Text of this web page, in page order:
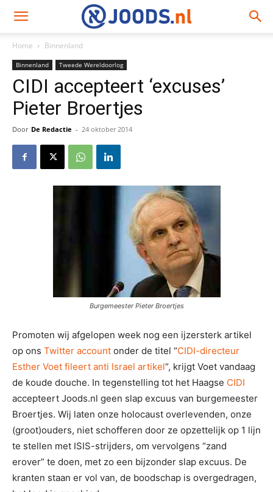
Home Binnenland
Binnenland Tweede Wereldoorlog
CIDI accepteert ‘excuses’
Pieter Broertjes
Door De Redactie - 24 oktober 2014
Burgemeester Pieter Broertjes
Promoten wij afgelopen week nog een ijzersterk artikel
op ons Twitter account onder de titel “CIDI-directeur
Esther Voet fileert anti Israel artikel“, krijgt Voet vandaag
de koude douche. In tegenstelling tot het Haagse CIDI
accepteert Joods.nl geen slap excuus van burgemeester
Broertjes. Wij laten onze holocaust overlevenden, onze
(groot)ouders, niet schofferen door ze opzettelijk op 1 lijn
te stellen met ISIS-strijders, om vervolgens “zand
erover” te doen, met zo een bijzonder slap excuus. De
kranten staan er vol van, de boodschap is overgedragen,